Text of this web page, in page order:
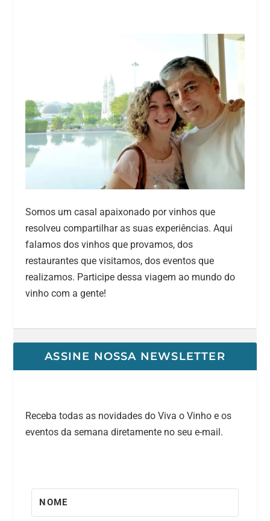
Somos um casal apaixonado por vinhos que
resolveu compartilhar as suas experiências. Aqui
falamos dos vinhos que provamos, dos
restaurantes que visitamos, dos eventos que
realizamos. Participe dessa viagem ao mundo do
vinho com a gente!
ASSINE NOSSA NEWSLETTER
Receba todas as novidades do Viva o Vinho e os
eventos da semana diretamente no seu e-mail.